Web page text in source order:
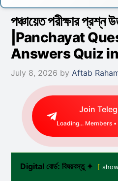
পঞ্চায়েত পরীক্ষার প্রশ্ন
|Panchayat
Answers Quiz
July 8, 2026 by Aftab
Join
Loading...Members •
Digital বোর্ড: বিষয়বস্তু ✦ show